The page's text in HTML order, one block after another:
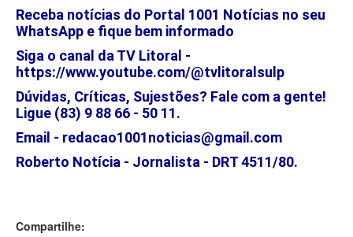
Receba notícias do Portal 1001 Notícias no seu
WhatsApp e fique bem informado
Siga o canal da TV Litoral -
https://www.youtube.com/@tvlitoralsulp
Dúvidas, Críticas, Sujestões? Fale com a gente!
Ligue (83) 9 88 66 - 50 11.
Email - redacao1001noticias@gmail.com
Roberto Notícia - Jornalista - DRT 4511/80.
Compartilhe: